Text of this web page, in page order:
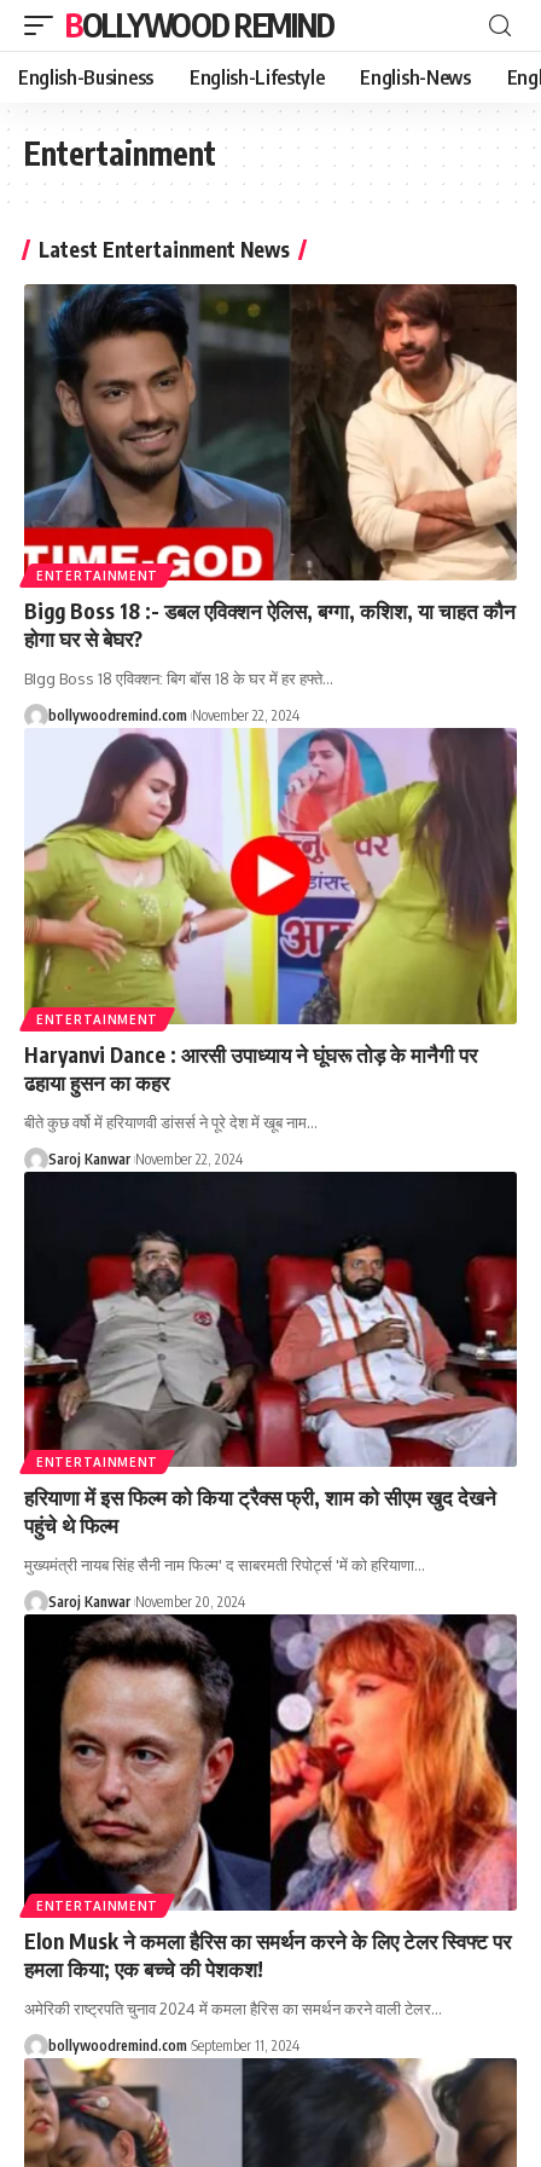
BOLLYWOOD REMIND
English-Business English-Lifestyle English-News
Entertainment
Latest Entertainment News
ENTERTAINMENT
Bigg Boss 18 :- डबल एविक्शन ऐलिस, बग्गा, कशिश, या चाहत कौन
होगा घर से बेघर?
BIgg Boss 18 एविक्शन: बिग बॉस 18 के घर में हर हफ्ते…
bollywoodremind.com November 22, 2024
ENTERTAINMENT
Haryanvi Dance : आरसी उपाध्याय ने घूंघरू तोड़ के मानैगी पर
ढहाया हुसन का कहर
बीते कुछ वर्षो में हरियाणवी डांसर्स ने पूरे देश में खूब नाम…
Saroj Kanwar November 22, 2024
ENTERTAINMENT
हरियाणा में इस फिल्म को किया ट्रैक्स फ्री, शाम को सीएम खुद देखने
पहुंचे थे फिल्म
मुख्यमंत्री नायब सिंह सैनी नाम फिल्म' द साबरमती रिपोर्ट्स 'में को हरियाणा…
Saroj Kanwar November 20, 2024
ENTERTAINMENT
Elon Musk ने कमला हैरिस का समर्थन करने के लिए टेलर स्विफ्ट पर
हमला किया; एक बच्चे की पेशकश!
अमेरिकी राष्ट्रपति चुनाव 2024 में कमला हैरिस का समर्थन करने वाली टेलर…
bollywoodremind.com September 11, 2024